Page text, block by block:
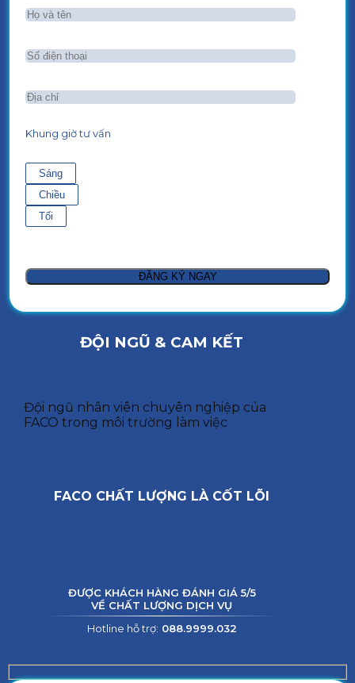
Khung giờ tư vấn
Sáng
Chiều
Tối
ĐỘI NGŨ & CAM KẾT
Đội ngũ nhân viên chuyên nghiệp của
FACO trong môi trường làm việc
FACO CHẤT LƯỢNG LÀ CỐT LÕI
ĐƯỢC KHÁCH HÀNG ĐÁNH GIÁ 5/5
VỀ CHẤT LƯỢNG DỊCH VỤ
Hotline hỗ trợ: 088.9999.032